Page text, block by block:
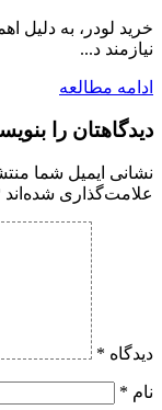
خرید لودر، به دلیل
نیازمند د...
ادامه مطالعه
دیدگاهتان را
نشانی ایمیل شما
علامت‌گذاری شده‌اند
دیدگاه *
نام *